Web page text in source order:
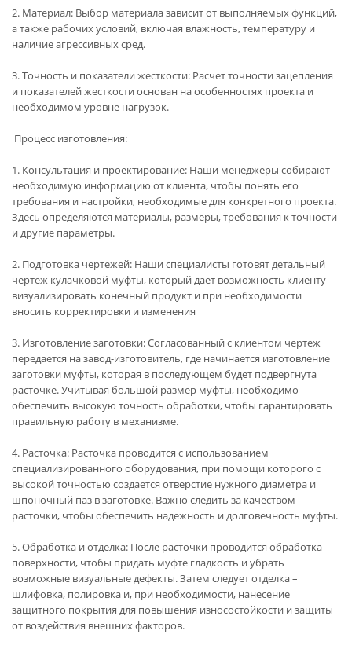
2. Материал: Выбор материала зависит от выполняемых функций,
а также рабочих условий, включая влажность, температуру и
наличие агрессивных сред.
3. Точность и показатели жесткости: Расчет точности зацепления
и показателей жесткости основан на особенностях проекта и
необходимом уровне нагрузок.
Процесс изготовления:
1. Консультация и проектирование: Наши менеджеры собирают
необходимую информацию от клиента, чтобы понять его
требования и настройки, необходимые для конкретного проекта.
Здесь определяются материалы, размеры, требования к точности
и другие параметры.
2. Подготовка чертежей: Наши специалисты готовят детальный
чертеж кулачковой муфты, который дает возможность клиенту
визуализировать конечный продукт и при необходимости
вносить корректировки и изменения
3. Изготовление заготовки: Согласованный с клиентом чертеж
передается на завод-изготовитель, где начинается изготовление
заготовки муфты, которая в последующем будет подвергнута
расточке. Учитывая большой размер муфты, необходимо
обеспечить высокую точность обработки, чтобы гарантировать
правильную работу в механизме.
4. Расточка: Расточка проводится с использованием
специализированного оборудования, при помощи которого с
высокой точностью создается отверстие нужного диаметра и
шпоночный паз в заготовке. Важно следить за качеством
расточки, чтобы обеспечить надежность и долговечность муфты.
5. Обработка и отделка: После расточки проводится обработка
поверхности, чтобы придать муфте гладкость и убрать
возможные визуальные дефекты. Затем следует отделка –
шлифовка, полировка и, при необходимости, нанесение
защитного покрытия для повышения износостойкости и защиты
от воздействия внешних факторов.